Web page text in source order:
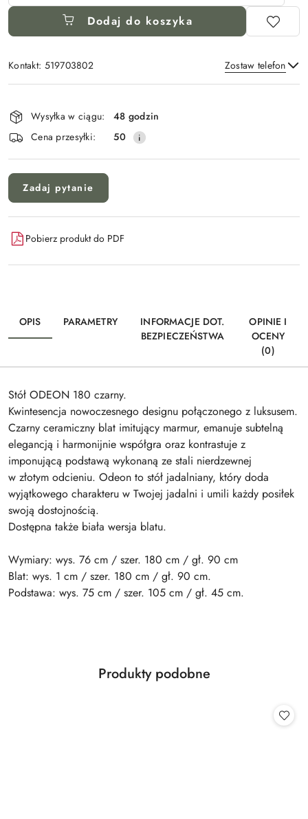
Dodaj do koszyka
Kontakt: 519703802 Zostaw telefon
Dostępność
i
dostawa
Wysyłka w ciągu:
48 godzin
Cena przesyłki:
50
Zadaj pytanie
Pobierz produkt do PDF
OPIS PARAMETRY
INFORMACJE DOT.
BEZPIECZEŃSTWA
OPINIE I
OCENY
(0)
Stół ODEON 180 czarny.
Kwintesencja nowoczesnego designu połączonego z luksusem.
Czarny ceramiczny blat imitujący marmur, emanuje subtelną
elegancją i harmonijnie współgra oraz kontrastuje z
imponującą podstawą wykonaną ze stali nierdzewnej
w złotym odcieniu. Odeon to stół jadalniany, który doda
wyjątkowego charakteru w Twojej jadalni i umili każdy posiłek
swoją dostojnością.
Dostępna także biała wersja blatu.
Wymiary: wys. 76 cm / szer. 180 cm / gł. 90 cm
Blat: wys. 1 cm / szer. 180 cm / gł. 90 cm.
Podstawa: wys. 75 cm / szer. 105 cm / gł. 45 cm.
Pomiń karuzelę produktów
Produkty
Produkty podobne